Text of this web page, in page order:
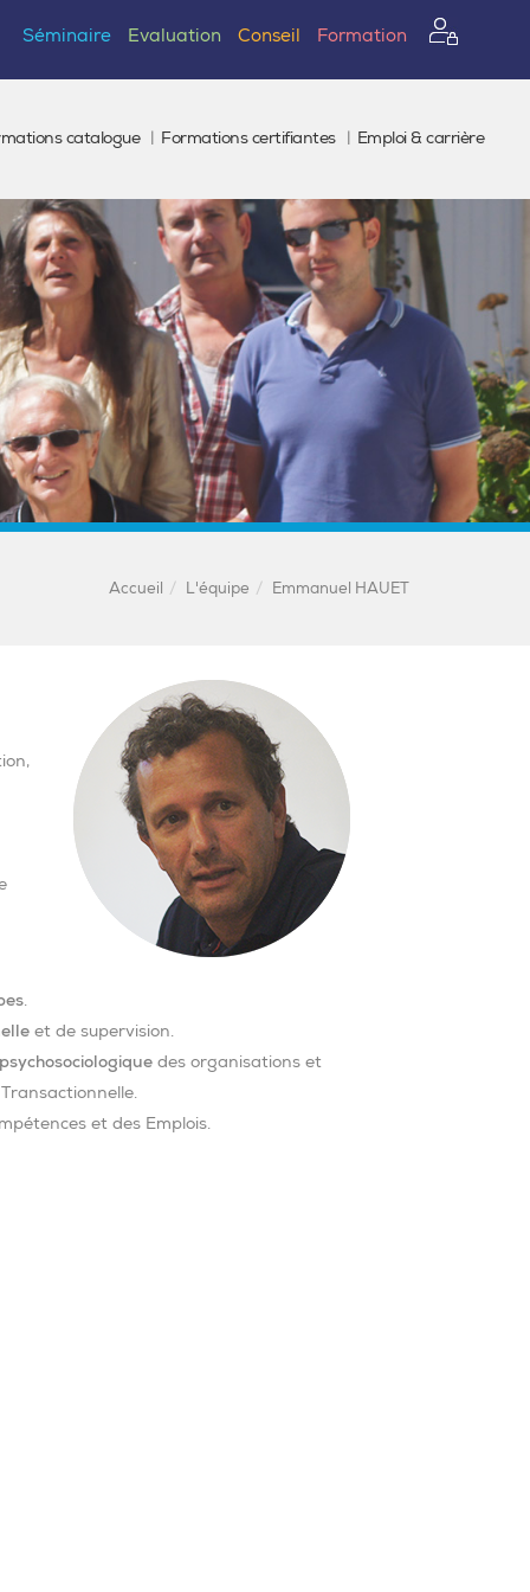
Séminaire Evaluation Conseil Formation
catalogue Formations certifiantes Emploi & carrière
Accueil L'équipe Emmanuel HAUET
.
et de supervision.
des organisations et
et des Emplois.